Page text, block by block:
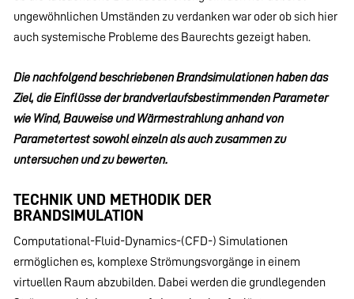
ungewöhnlichen Umständen zu verdanken war oder ob sich hier
auch systemische Probleme des Baurechts gezeigt haben.
Die nachfolgend beschriebenen Brandsimulationen haben das
Ziel, die Einflüsse der brandverlaufsbestimmenden Parameter
wie Wind, Bauweise und Wärmestrahlung anhand von
Parametertest sowohl einzeln als auch zusammen zu
untersuchen und zu bewerten.
TECHNIK UND METHODIK DER
BRANDSIMULATION
Computational-Fluid-Dynamics-(CFD-) Simulationen
ermöglichen es, komplexe Strömungsvorgänge in einem
virtuellen Raum abzubilden. Dabei werden die grundlegenden